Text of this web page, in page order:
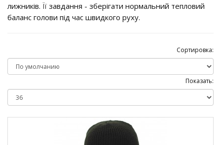
лижників. Її завдання - зберігати нормальний тепловий
баланс голови під час швидкого руху.
Сортировка:
Показать: